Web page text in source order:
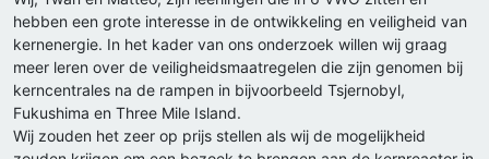
hebben een grote interesse in de ontwikkeling en veiligheid van
kernenergie. In het kader van ons onderzoek willen wij graag
meer leren over de veiligheidsmaatregelen die zijn genomen bij
kerncentrales na de rampen in bijvoorbeeld Tsjernobyl,
Fukushima en Three Mile Island.
Wij zouden het zeer op prijs stellen als wij de mogelijkheid